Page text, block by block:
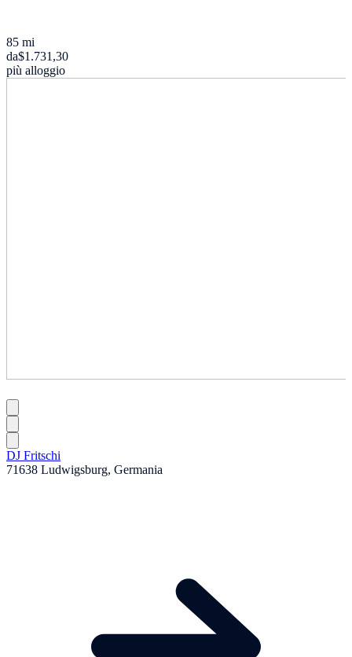
85 mi
da$1.731,30
più alloggio
DJ Fritschi
71638 Ludwigsburg, Germania